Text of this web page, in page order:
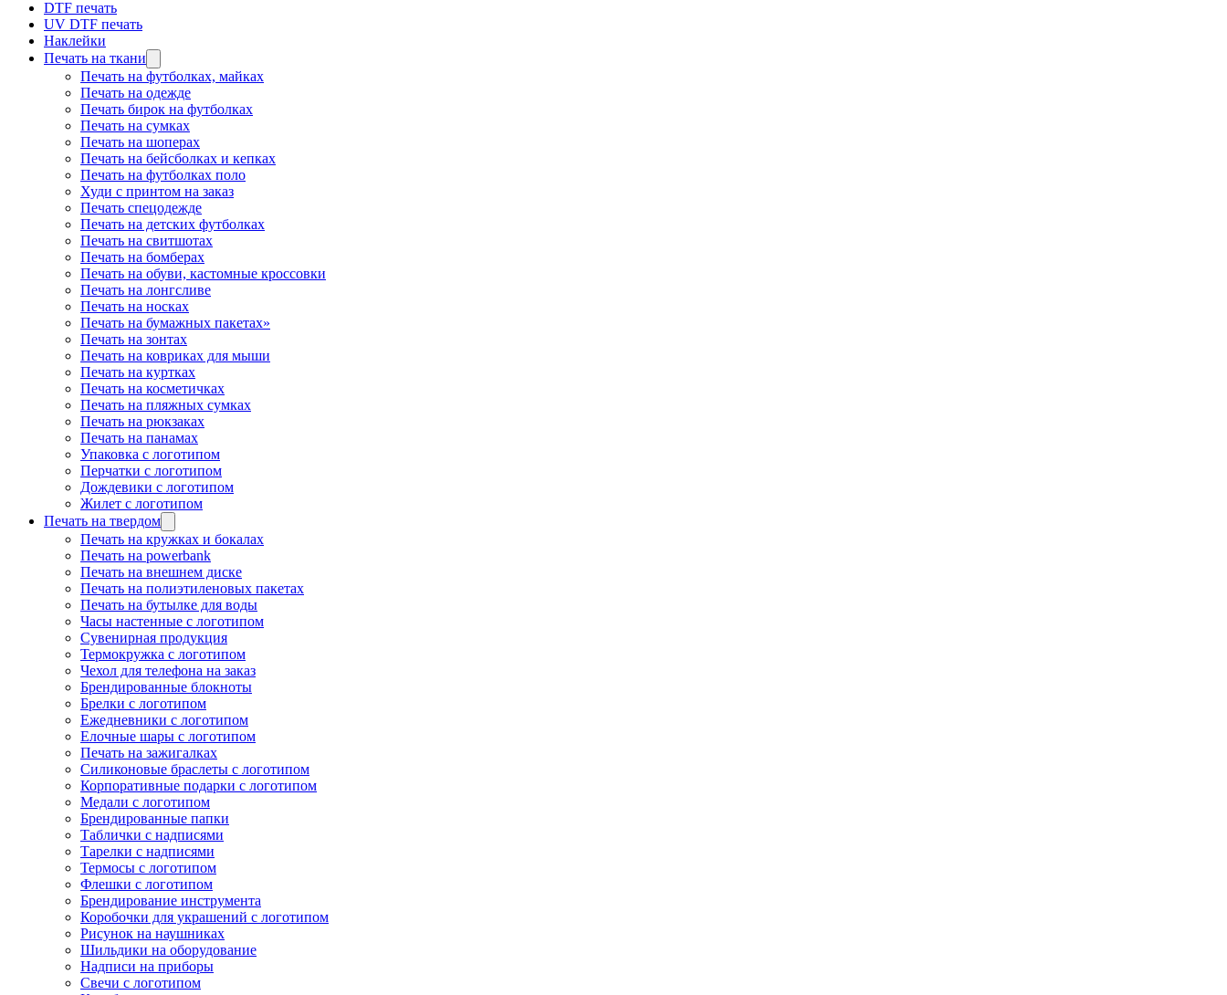
DTF печать
UV DTF печать
Наклейки
Печать на ткани
Печать на футболках, майках
Печать на одежде
Печать бирок на футболках
Печать на сумках
Печать на шоперах
Печать на бейсболках и кепках
Печать на футболках поло
Худи с принтом на заказ
Печать спецодежде
Печать на детских футболках
Печать на свитшотах
Печать на бомберах
Печать на обуви, кастомные кроссовки
Печать на лонгсливе
Печать на носках
Печать на бумажных пакетах»
Печать на зонтах
Печать на ковриках для мыши
Печать на куртках
Печать на косметичках
Печать на пляжных сумках
Печать на рюкзаках
Печать на панамах
Упаковка с логотипом
Перчатки с логотипом
Дождевики с логотипом
Жилет с логотипом
Печать на твердом
Печать на кружках и бокалах
Печать на powerbank
Печать на внешнем диске
Печать на полиэтиленовых пакетах
Печать на бутылке для воды
Часы настенные с логотипом
Сувенирная продукция
Термокружка с логотипом
Чехол для телефона на заказ
Брендированные блокноты
Брелки с логотипом
Ежедневники с логотипом
Елочные шары с логотипом
Печать на зажигалках
Силиконовые браслеты с логотипом
Корпоративные подарки с логотипом
Медали с логотипом
Брендированные папки
Таблички с надписями
Тарелки с надписями
Термосы с логотипом
Флешки с логотипом
Брендирование инструмента
Коробочки для украшений с логотипом
Рисунок на наушниках
Шильдики на оборудование
Надписи на приборы
Свечи с логотипом